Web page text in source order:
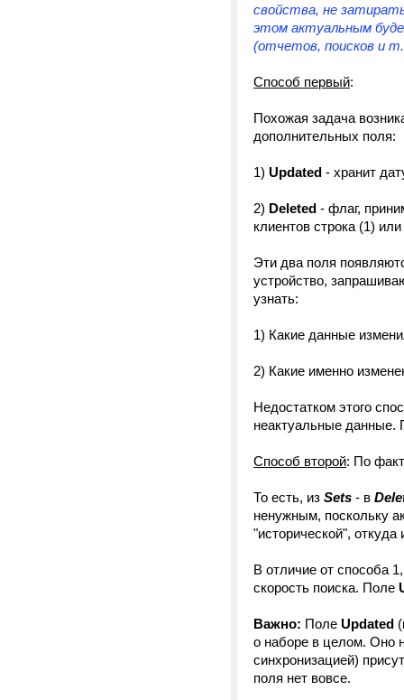
свойства, не
этом актуальным
(отчетов, поисков и
Способ первый:
Похожая задача
дополнительных поля:
1) Updated - хранит
2) Deleted - флаг,
клиентов строка (1)
Эти два поля
устройство,
узнать:
1) Какие данные
2) Какие именно
Недостатком этого
неактуальные
Способ второй: По
То есть, из Sets - в
ненужным, поскольку
"исторической",
В отличие от способа
скорость поиска. Поле
Важно: Поле Updated
о наборе в целом. Оно
синхронизацией)
поля нет вовсе.